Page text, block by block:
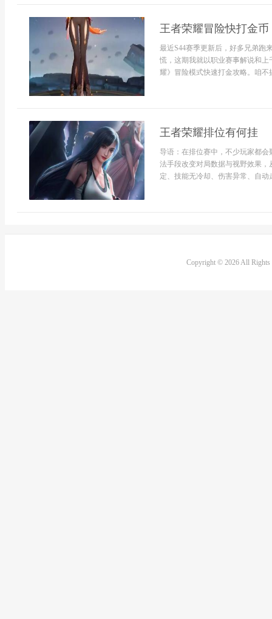
王者荣耀冒险快打金
最近S44赛季更新后，好多兄弟跑
慌，这期我就以职业赛事解说和
耀》冒险模式快速打金攻略。咱不
王者荣耀排位有何挂
导语：在排位赛中，不少玩家都
法手段改变对局数据与视野效果
定、技能无冷却、伤害异常、自动
Copyright © 2026 All